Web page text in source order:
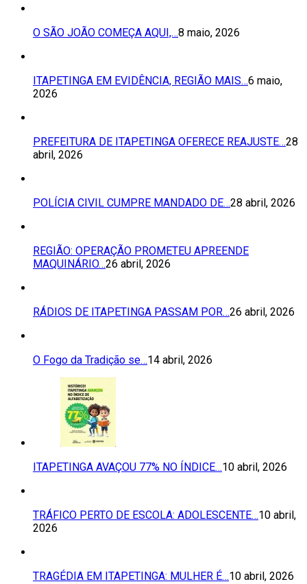
O SÃO JOÃO COMEÇA AQUI,…8 maio, 2026
ITAPETINGA EM EVIDÊNCIA, REGIÃO MAIS…6 maio,
2026
PREFEITURA DE ITAPETINGA OFERECE REAJUSTE…28
abril, 2026
POLÍCIA CIVIL CUMPRE MANDADO DE…28 abril, 2026
REGIÃO: OPERAÇÃO PROMETEU APREENDE
MAQUINÁRIO…26 abril, 2026
RÁDIOS DE ITAPETINGA PASSAM POR…26 abril, 2026
O Fogo da Tradição se…14 abril, 2026
ITAPETINGA AVAÇOU 77% NO ÍNDICE…10 abril, 2026
TRÁFICO PERTO DE ESCOLA: ADOLESCENTE…10 abril,
2026
TRAGÉDIA EM ITAPETINGA: MULHER É…10 abril, 2026